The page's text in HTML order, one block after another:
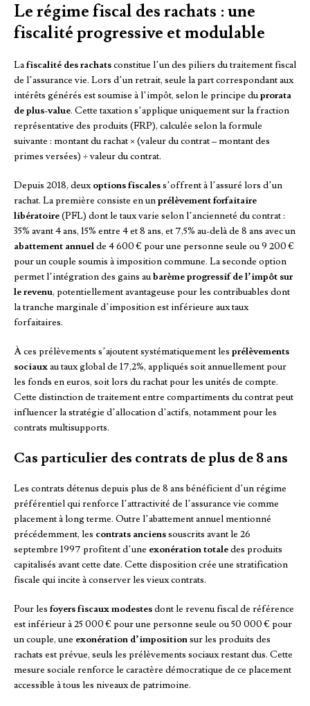
Le régime fiscal des rachats : une
fiscalité progressive et modulable
Lafiscalité des rachatsconstitue l’un des piliers du traitement fiscal
de l’assurance vie. Lors d’un retrait, seule la part correspondant aux
intérêts générés est soumise à l’impôt, selon le principe duprorata
de plus-value. Cette taxation s’applique uniquement sur la fraction
représentative des produits (FRP), calculée selon la formule
suivante : montant du rachat × (valeur du contrat – montant des
primes versées) ÷ valeur du contrat.
Depuis 2018, deuxoptions fiscaless’offrent à l’assuré lors d’un
rachat. La première consiste en unprélèvement forfaitaire
libératoire(PFL) dont le taux varie selon l’ancienneté du contrat :
35% avant 4 ans, 15% entre 4 et 8 ans, et 7,5% au-delà de 8 ans avec un
abattement annuelde 4 600 € pour une personne seule ou 9 200 €
pour un couple soumis à imposition commune. La seconde option
permet l’intégration des gains aubarème progressif de l’impôt sur
le revenu, potentiellement avantageuse pour les contribuables dont
la tranche marginale d’imposition est inférieure aux taux
forfaitaires.
À ces prélèvements s’ajoutent systématiquement les prélèvements
sociauxau taux global de 17,2%, appliqués soit annuellement pour
les fonds en euros, soit lors du rachat pour les unités de compte.
Cette distinction de traitement entre compartiments du contrat peut
influencer la stratégie d’allocation d’actifs, notamment pour les
contrats multisupports.
Cas particulier des contrats de plus de 8 ans
Les contrats détenus depuis plus de 8 ans bénéficient d’un régime
préférentiel qui renforce l’attractivité de l’assurance vie comme
placement à long terme. Outre l’abattement annuel mentionné
précédemment, les contrats ancienssouscrits avant le 26
septembre 1997 profitent d’une exonération totaledes produits
capitalisés avant cette date. Cette disposition crée une stratification
fiscale qui incite à conserver les vieux contrats.
Pour les foyers fiscaux modestesdont le revenu fiscal de référence
est inférieur à 25 000 € pour une personne seule ou 50 000 € pour
un couple, une exonération d’impositionsur les produits des
rachats est prévue, seuls les prélèvements sociaux restant dus. Cette
mesure sociale renforce le caractère démocratique de ce placement
accessible à tous les niveaux de patrimoine.